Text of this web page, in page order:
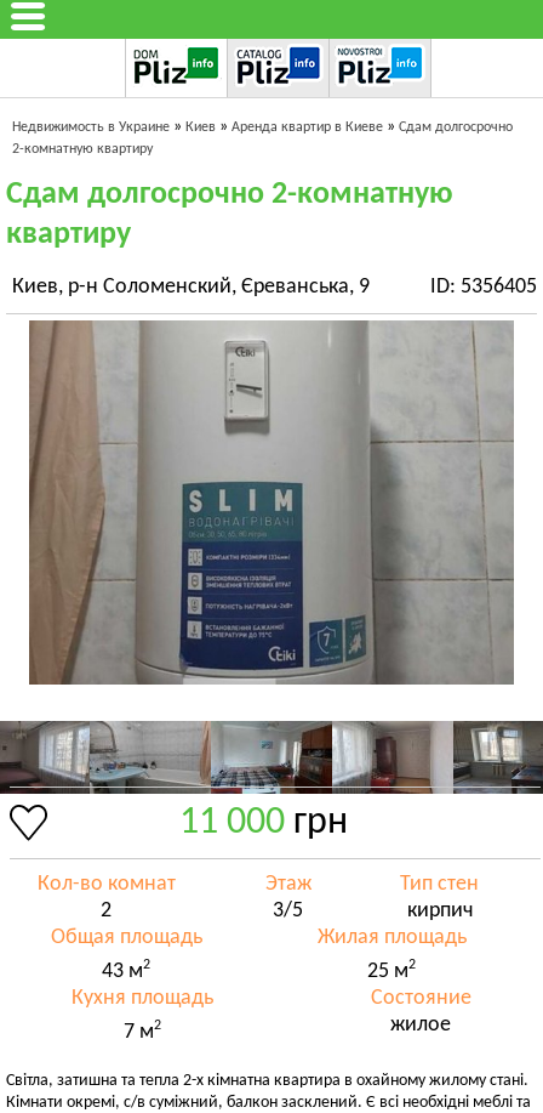
Недвижимость в Украине » Киев » Аренда квартир в Киеве » Сдам долгосрочно
2-комнатную квартиру
Сдам долгосрочно 2-комнатную
квартиру
Киев, р-н Соломенский, Єреванська, 9 ID: 5356405
11 000 грн
Кол-во комнат
2
Этаж
3/5
Тип стен
кирпич
Общая площадь
43 м2
Жилая площадь
25 м2
Кухня площадь
7 м2
Состояние
жилое
Світла, затишна та тепла 2-х кімнатна квартира в охайному жилому стані.
Кімнати окремі, с/в суміжний, балкон засклений. Є всі необхідні меблі та